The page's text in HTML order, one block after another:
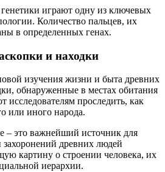
играют одну из ключевых
Количество пальцев, их
в определенных генах.
и находки
изучения жизни и быта древних
обнаруженные в местах обитания
исследователям проследить, как
или иного народа.
– это важнейший источник для
захоронений древних людей
картину о строении человека, их
иерархии.